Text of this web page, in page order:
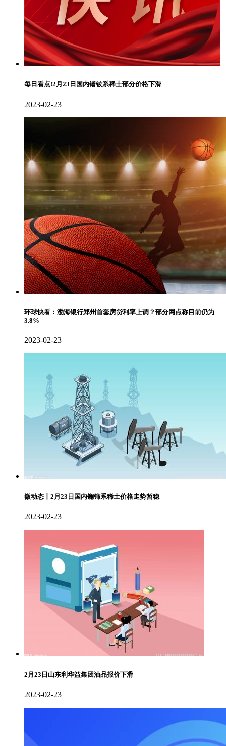
每日看点!2月23日国内镨钕系稀土部分价格下滑
2023-02-23
环球快看：渤海银行郑州首套房贷利率上调？部分网点称目前仍为
3.8%
2023-02-23
微动态丨2月23日国内镧铈系稀土价格走势暂稳
2023-02-23
2月23日山东利华益集团油品报价下滑
2023-02-23